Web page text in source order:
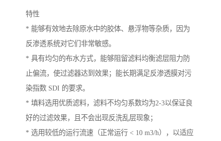
特性
* 能够有效地去除原水中的胶体、悬浮物等杂质，因为
反渗透系统对它们非常敏感。
* 具有均匀的布水方式，能够阻留滤料均衡滤层阻力防
止偏流，使过滤器达到效果；能长期满足反渗透膜对污
染指数 SDI 的要求。
* 填料选用优质滤料，滤料不均匀系数均为2-3以保证良
好的过滤效果，且不会出现反洗乱层现象；
* 选用较低的运行流速（正常运行 < 10 m3/h），以适应